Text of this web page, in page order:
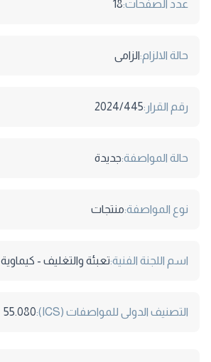
عدد الصفحات:18
حالة الالزام:الزامى
رقم القرار:2024/445
حالة المواصفة:جديدة
نوع المواصفة:منتجات
اسم اللجنة الفنية:تعبئة والتغليف - كيماوية
التصنيف الدولى للمواصفات (ICS): 55.080